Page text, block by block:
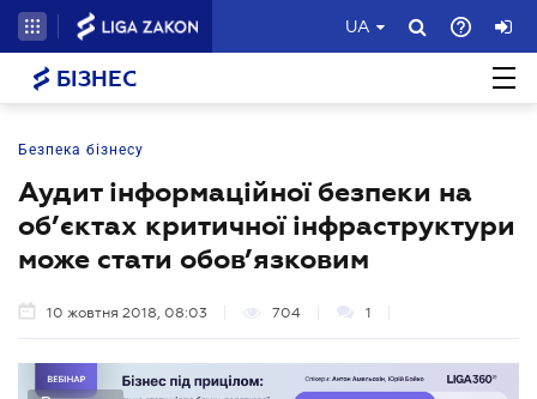
UA
БІЗНЕС
Безпека бізнесу
Аудит інформаційної безпеки на
об’єктах критичної інфраструктури
може стати обов’язковим
10 жовтня 2018, 08:03 704 1